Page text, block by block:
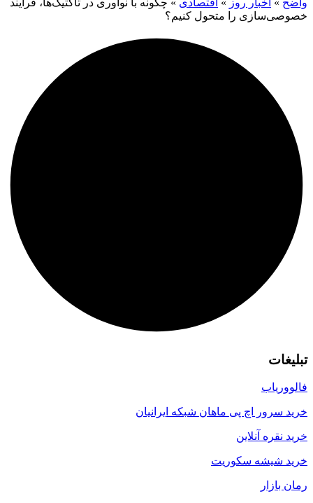
واضح » اخبار روز » اقتصادی » چگونه با نوآوری در تاکتیک‌ها، فرآیند
خصوصی‌سازی را متحول کنیم؟
تبلیغات
فالووریاب
خرید سرور اچ پی ماهان شبکه ایرانیان
خرید نقره آنلاین
خرید شیشه سکوریت
رمان بازار